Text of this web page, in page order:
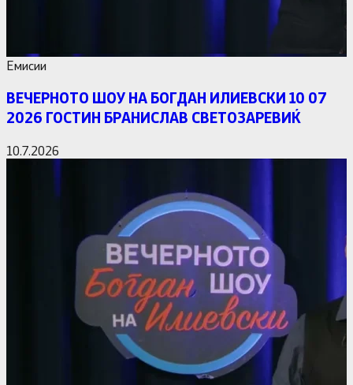
Емисии
ВЕЧЕРНОТО ШОУ НА БОГДАН ИЛИЕВСКИ 10 07
2026 ГОСТИН БРАНИСЛАВ СВЕТОЗАРЕВИЌ
10.7.2026